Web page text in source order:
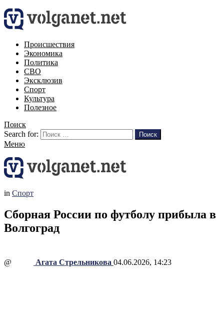
Происшествия
Экономика
Политика
СВО
Эксклюзив
Спорт
Культура
Полезное
Поиск
Search for:
Поиск
Меню
in Спорт
Сборная России по футболу прибыла в
Волгоград
@ Агата Стрельникова 04.06.2026, 14:23